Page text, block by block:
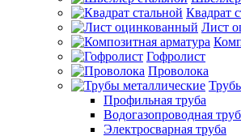
Квадрат
Лист
Гофролист
Проволока
Профильная труба
Водогазопроводная
Электросварная труба